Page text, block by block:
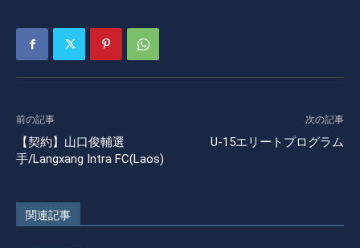
前の記事
【契約】山口俊輔選
手/Langxang Intra FC(Laos)
次の記事
U-15エリートプログラム
関連記事